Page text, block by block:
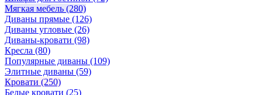
Мягкая мебель (280)
Диваны прямые (126)
Диваны угловые (26)
Диваны-кровати (98)
Кресла (80)
Популярные диваны (109)
Элитные диваны (59)
Кровати (250)
Белые кровати (25)